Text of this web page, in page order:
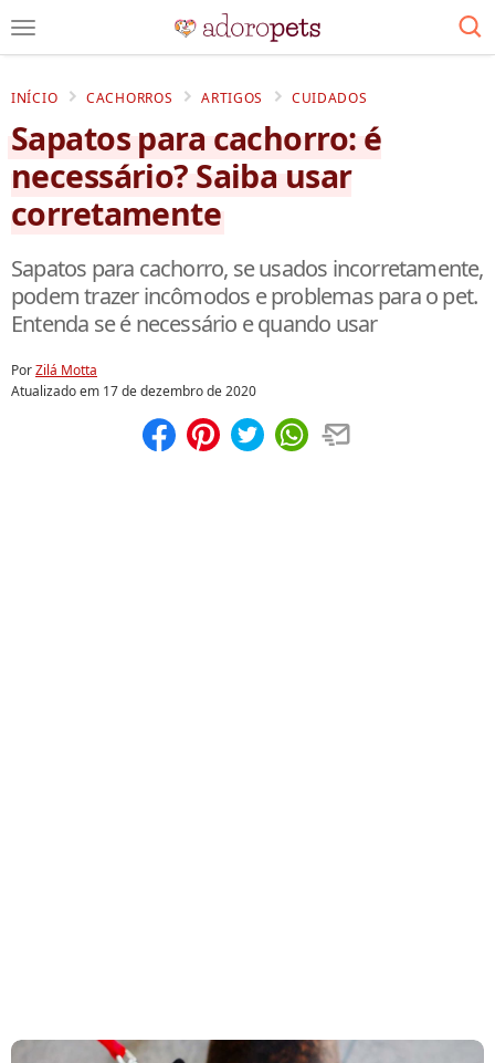
INÍCIO CACHORROS ARTIGOS CUIDADOS
Sapatos para cachorro: é
necessário? Saiba usar
corretamente
Sapatos para cachorro, se usados incorretamente,
podem trazer incômodos e problemas para o pet.
Entenda se é necessário e quando usar
PorZilá Motta
Atualizado em 17 de dezembro de 2020